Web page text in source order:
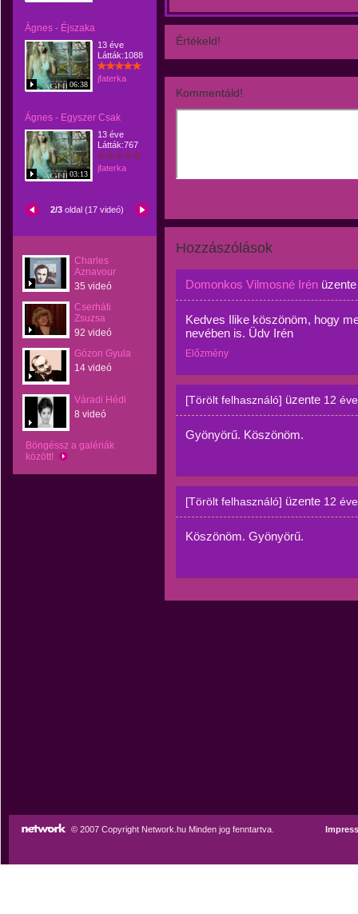
Ágnes - Éjszaka
06:38
13 éve
Látták:1088
jfaterka
Ágnes - Egyszer Csak
03:13
13 éve
Látták:767
jfaterka
2/3 oldal (17 videó)
Charles
Aznavour
35 videó
Cserháti
Zsuzsa
92 videó
Gózon Gyula
14 videó
Váradi Hédi
8 videó
Böngéssz a galériák
között!
Értékeld!
Kommentáld!
Hozzászólások
Domonkos Vilmosné Irén
Kedves Ilike köszönöm, hogy
nevében is. Üdv Irén
Előzmény
[Törölt felhasználó] üzente 12 éve
Gyönyörű. Köszönöm.
[Törölt felhasználó] üzente 12 éve
Köszönöm. Gyönyörű.
© 2007 Copyright Network.hu Minden jog fenntartva.